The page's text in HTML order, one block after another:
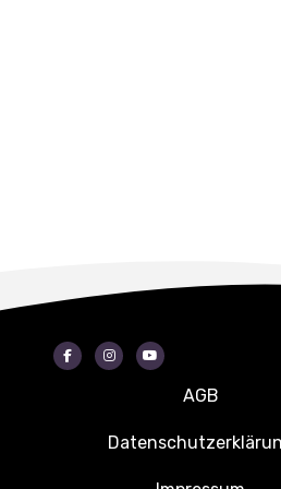
FacebookInstagram
AGB